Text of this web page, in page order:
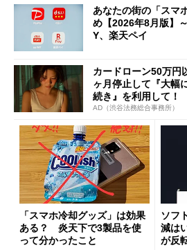
あなたの街の「スマ
め【2026年8月版】
Y、楽天ペイ
カードローン50万円
ヶ月停止して『大幅
続き』を利用して！
AD（渋谷法務総合事務所）
「スマホ冷却グッズ」は効果
ある？ 炎天下で3製品を使
って分かったこと
ソフ
減は
が反